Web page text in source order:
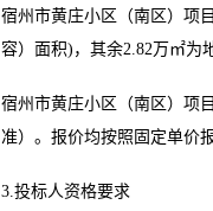
宿州市黄庄小区（南区）项
容）面积)，其余2.82万㎡为
宿州市黄庄小区（南区）项
准）。报价均按照固定单价
3.投标人资格要求